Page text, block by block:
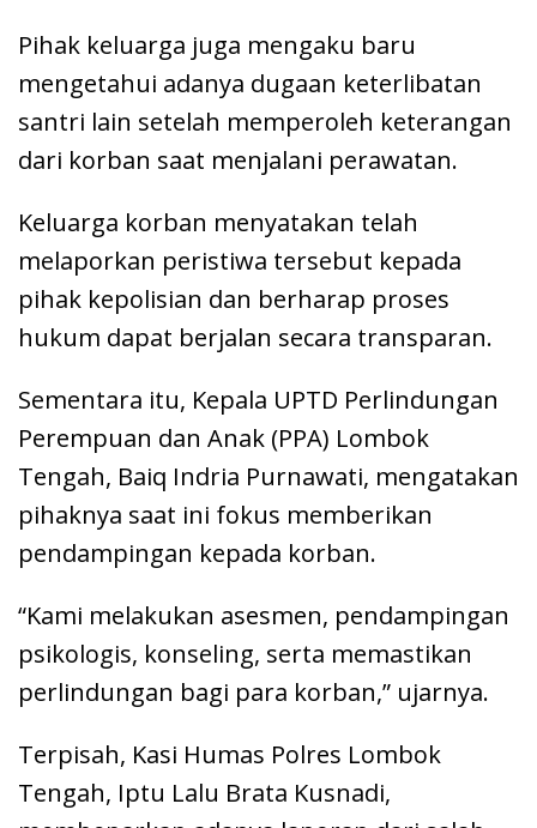
Pihak keluarga juga mengaku baru
mengetahui adanya dugaan keterlibatan
santri lain setelah memperoleh keterangan
dari korban saat menjalani perawatan.
Keluarga korban menyatakan telah
melaporkan peristiwa tersebut kepada
pihak kepolisian dan berharap proses
hukum dapat berjalan secara transparan.
Sementara itu, Kepala UPTD Perlindungan
Perempuan dan Anak (PPA) Lombok
Tengah, Baiq Indria Purnawati, mengatakan
pihaknya saat ini fokus memberikan
pendampingan kepada korban.
“Kami melakukan asesmen, pendampingan
psikologis, konseling, serta memastikan
perlindungan bagi para korban,” ujarnya.
Terpisah, Kasi Humas Polres Lombok
Tengah, Iptu Lalu Brata Kusnadi,